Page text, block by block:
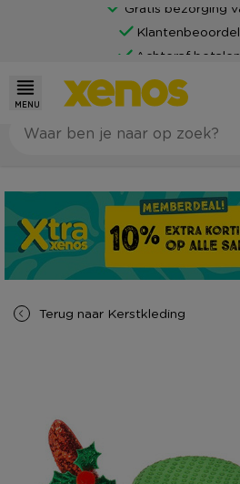
Gratis bezorging
Achteraf
MENU
Terug naar Kerstkleding